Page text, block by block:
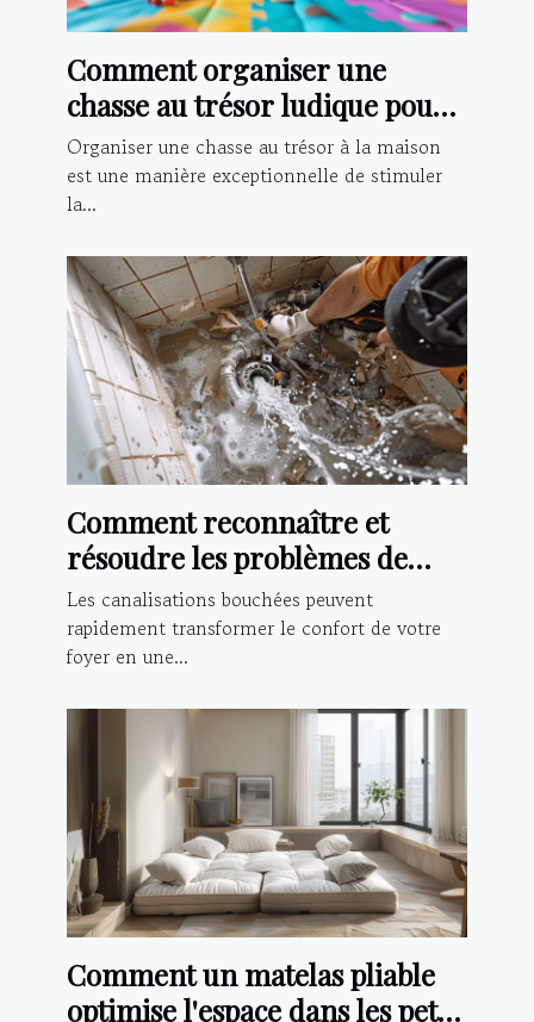
Comment organiser une
chasse au trésor ludique pour
enfants à la maison
Organiser une chasse au trésor à la maison
est une manière exceptionnelle de stimuler
la...
Comment reconnaître et
résoudre les problèmes de
canalisations bouchées
Les canalisations bouchées peuvent
rapidement transformer le confort de votre
foyer en une...
Comment un matelas pliable
optimise l'espace dans les petits